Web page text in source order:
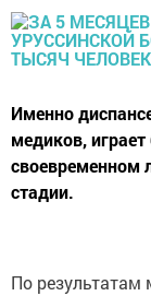
Именно
медиков,
своевременном
стадии.
По результатам